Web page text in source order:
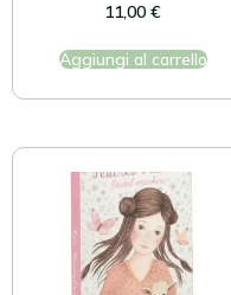
11,00 €
Aggiungi al carrello